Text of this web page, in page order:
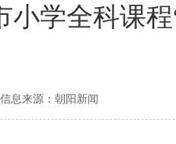
小学全科课
息来源：朝阳新闻